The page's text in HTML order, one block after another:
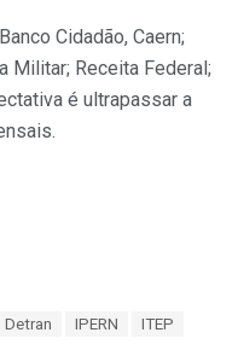
Cidadão, Caern;
Militar; Receita Federal;
é ultrapassar a
Detran IPERN
ITEP